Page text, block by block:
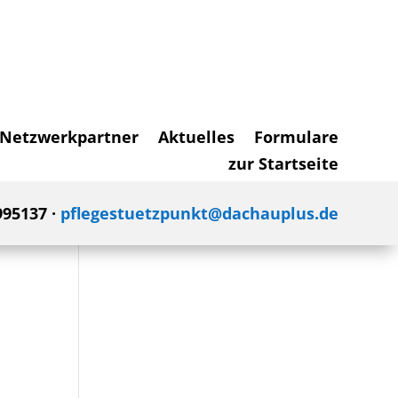
Netzwerkpartner Aktuelles
Formulare
zur Startseite
· pflegestuetzpunkt@dachauplus.de